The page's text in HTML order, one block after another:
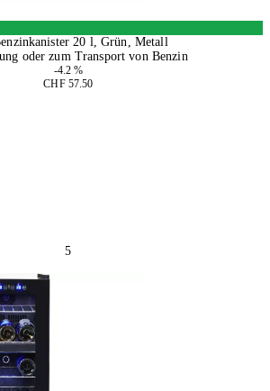
20 l, Grün, Metall
oder zum Transport von Benzin
-4.2 %
CHF 57.50
5